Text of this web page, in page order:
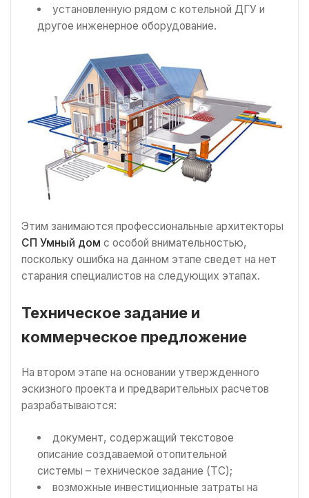
установленную рядом с котельной ДГУ и
другое инженерное оборудование.
Этим занимаются профессиональные архитекторы
СП Умный дом с особой внимательностью,
поскольку ошибка на данном этапе сведет на нет
старания специалистов на следующих этапах.
Техническое задание и
коммерческое предложение
На втором этапе на основании утвержденного
эскизного проекта и предварительных расчетов
разрабатываются:
документ, содержащий текстовое
описание создаваемой отопительной
системы – техническое задание (ТС);
возможные инвестиционные затраты на